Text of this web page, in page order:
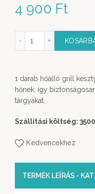
4 900 Ft
grill kesztyű mennyiség
1 darab hőálló grill
hőnek, így
tárgyakat.
Szállítási költség:
Kedvencekhez
TERMÉK LEÍRÁS -